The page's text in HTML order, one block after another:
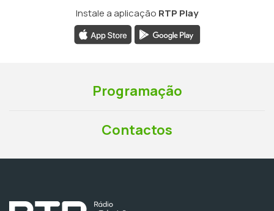
Instale a aplicação RTP Play
Programação
Contactos